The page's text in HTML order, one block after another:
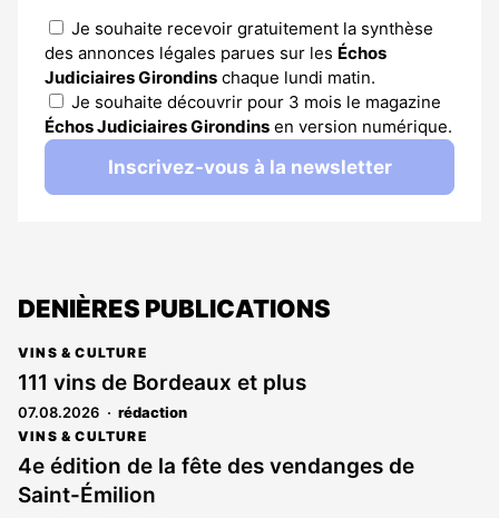
Je souhaite recevoir gratuitement la synthèse
des annonces légales parues sur les Échos
Judiciaires Girondins chaque lundi matin.
Je souhaite découvrir pour 3 mois le magazine
Échos Judiciaires Girondins en version numérique.
Inscrivez-vous à la newsletter
DENIÈRES PUBLICATIONS
VINS & CULTURE
111 vins de Bordeaux et plus
07.08.2026 rédaction
VINS & CULTURE
4e édition de la fête des vendanges de
Saint-Émilion